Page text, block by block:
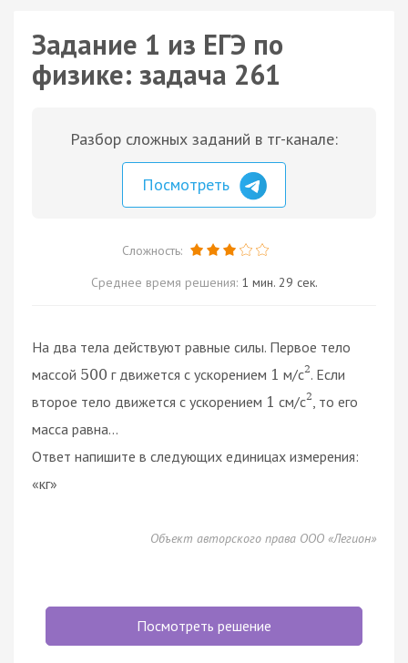
Задание 1 из ЕГЭ по
физике: задача 261
Разбор сложных заданий в тг-канале:
Посмотреть
Сложность:
Среднее время решения: 1 мин. 29 сек.
На два тела действуют равные силы. Первое тело
массой 500 г движется с ускорением 1 м/с2. Если
второе тело движется с ускорением 1 см/с2
, то его
масса равна...
Ответ напишите в следующих единицах измерения:
«кг»
Объект авторского права ООО «Легион»
Посмотреть решение